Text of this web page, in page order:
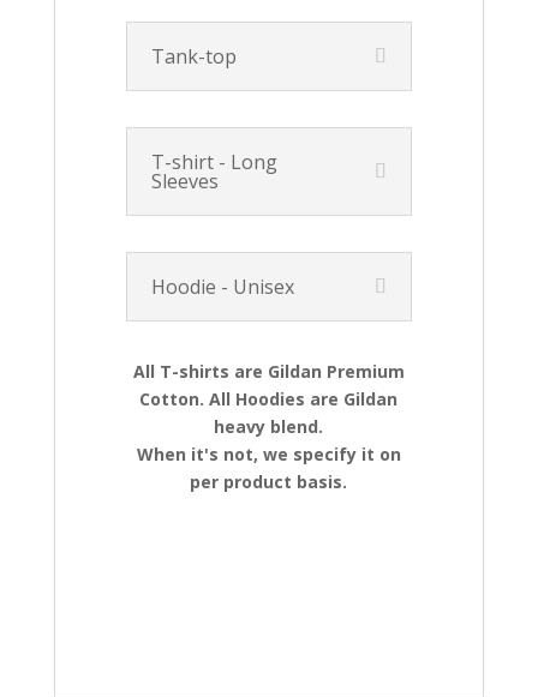
Tank-top
T-shirt - Long
Sleeves
Hoodie - Unisex
All T-shirts are Gildan Premium
Cotton. All Hoodies are Gildan
heavy blend.
When it's not, we specify it on
per product basis.